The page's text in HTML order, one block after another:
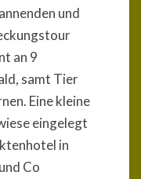
und
an 9
samt Tier
Eine kleine
eingelegt
in
Co